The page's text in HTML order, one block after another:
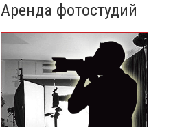
Аренда фотостудий